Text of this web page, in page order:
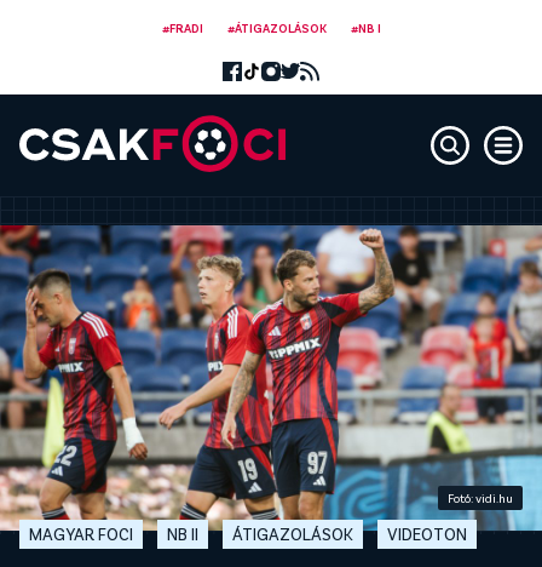
#FRADI #ÁTIGAZOLÁSOK #NB I
Fotó: vidi.hu
MAGYAR FOCI NB II ÁTIGAZOLÁSOK VIDEOTON